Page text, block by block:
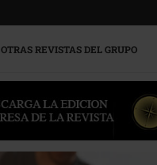
OTRAS REVISTAS DEL GRUPO